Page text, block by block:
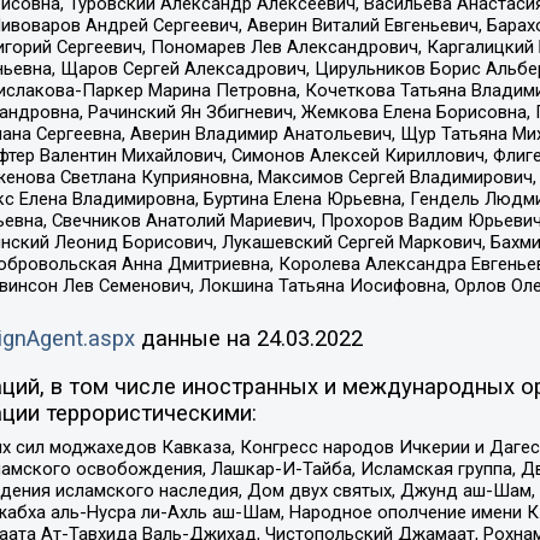
Андрей Сергеевич, Аверин Виталий Евгеньевич,
Сергеевич, Пономарев Лев Александрович,
Щаров Сергей Алексадрович, Цирульников Борис
Паркер Марина Петровна, Кочеткова Татьяна
Рачинский Ян Збигневич, Жемкова Елена
Сергеевна, Аверин Владимир Анатольевич, Щур Татьяна
Валентин Михайлович, Симонов Алексей Кириллович,
Светлана Куприяновна, Максимов Сергей
Елена Владимировна, Буртина Елена Юрьевна, Гендель
Свечников Анатолий Мариевич, Прохоров Вадим
Леонид Борисович, Лукашевский Сергей Маркович,
Анна Дмитриевна, Королева Александра
Лев Семенович, Локшина Татьяна Иосифовна, Орлов
данные на 24.03.2022
в том числе иностранных и международных
террористическими:
моджахедов Кавказа, Конгресс народов Ичкерии и
освобождения, Лашкар-И-Тайба, Исламская группа,
исламского наследия, Дом двух святых, Джунд аш-
аль-Нусра ли-Ахль аш-Шам, Народное ополчение имени
Ат-Тавхида Валь-Джихад, Чистопольский Джамаат,